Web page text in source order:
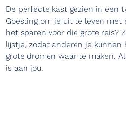
De perfecte kast gezien in een
Goesting om je uit te leven met
het sparen voor die grote reis?
lijstje, zodat anderen je kunnen
grote dromen waar te maken.
is aan jou.